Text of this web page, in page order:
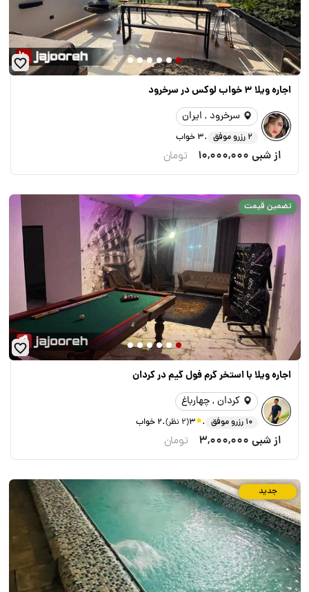
اجاره ویلا 3 خواب لوکس در سرخرود
سرخرود , ایران
2 رزرو موفق .3 خواب
از شبی 10,000,000 تومان
تضمین قیمت
اجاره ویلا با استخر گرم فول گیم در کردان
کردان , چهارباغ
10 رزرو موفق .
3(2 نظر) .2 خواب
از شبی 3,000,000 تومان
جدید